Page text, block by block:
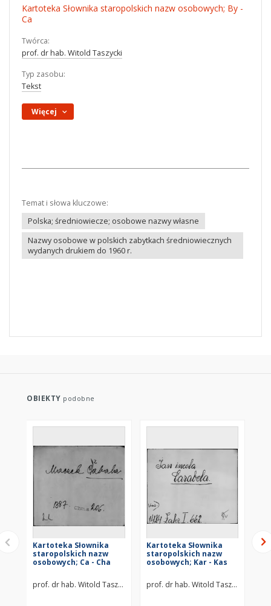
Kartoteka Słownika staropolskich nazw osobowych; By -
Ca
Twórca:
prof. dr hab. Witold Taszycki
Typ zasobu:
Tekst
Więcej
Temat i słowa kluczowe:
Polska; średniowiecze; osobowe nazwy własne
Nazwy osobowe w polskich zabytkach średniowiecznych
wydanych drukiem do 1960 r.
OBIEKTY podobne
Kartoteka Słownika
staropolskich nazw
osobowych; Ca - Cha
prof. dr hab. Witold Taszycki
Kartoteka Słownika
staropolskich nazw
osobowych; Kar - Kas
prof. dr hab. Witold Taszycki